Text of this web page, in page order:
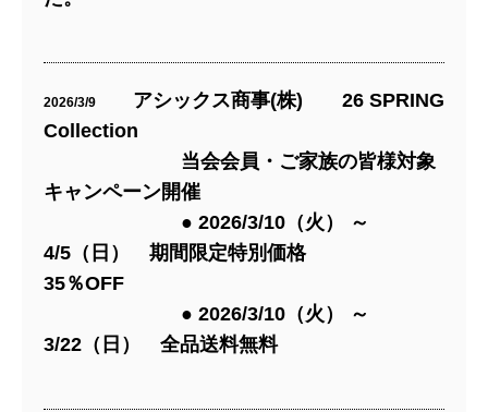
2026/3/9
アシックス商事(株) 26 SPRING
Collection
当会会員・ご家族の皆様対象
キャンペーン開催
● 2026/3/10（火） ～
4/5（日） 期間限定特別価格
35％OFF
● 2026/3/10（火） ～
3/22（日） 全品送料無料